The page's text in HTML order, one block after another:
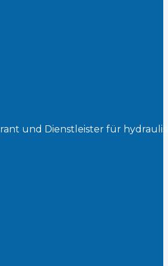
und Dienstleister für